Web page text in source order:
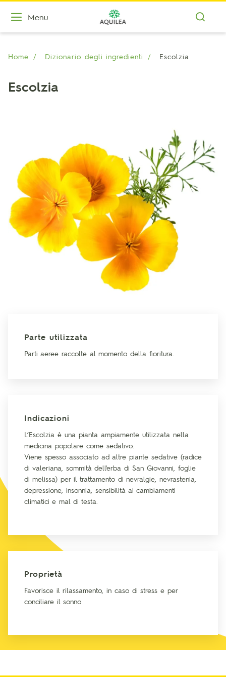
Menu
Home Dizionario degli ingredienti Escolzia
Escolzia
Parte utilizzata
Parti aeree raccolte al momento della fioritura.
Indicazioni
L’Escolzia è una pianta ampiamente utilizzata nella
medicina popolare come sedativo.
Viene spesso associato ad altre piante sedative (radice
di valeriana, sommità dell'erba di San Giovanni, foglie
di melissa) per il trattamento di nevralgie, nevrastenia,
depressione, insonnia, sensibilità ai cambiamenti
climatici e mal di testa.
Proprietà
Favorisce il rilassamento, in caso di stress e per
conciliare il sonno